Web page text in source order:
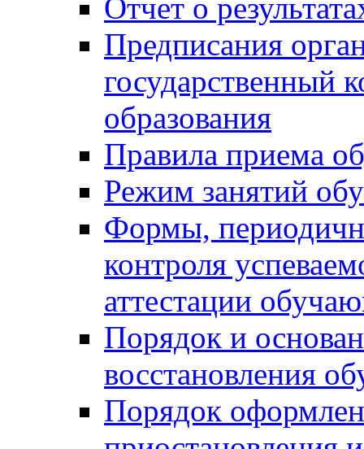
Отчет о
Предписания
государственный
образования
Правила приема
Режим занятий
Формы,
контроля
аттестации
Порядок и
восстановления
Порядок